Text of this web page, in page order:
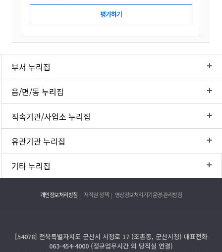
부서 누리집
읍/면/동 누리집
직속기관/사업소 누리집
유관기관 누리집
기타 누리집
개인정보처리방침 저작권 정책 영상정보처리기기운영·관리방침
[54078] 전북특별자치도 군산시 시청로 17 (조촌동, 군산시청) 대표전화
063-454-4000 (정규업무시간 외 당직실 연결)